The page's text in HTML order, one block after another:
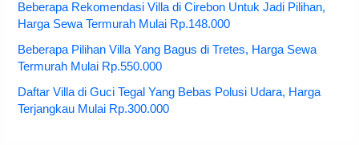
Beberapa Rekomendasi Villa di Cirebon Untuk Jadi Pilihan,
Harga Sewa Termurah Mulai Rp.148.000
Beberapa Pilihan Villa Yang Bagus di Tretes, Harga Sewa
Termurah Mulai Rp.550.000
Daftar Villa di Guci Tegal Yang Bebas Polusi Udara, Harga
Terjangkau Mulai Rp.300.000